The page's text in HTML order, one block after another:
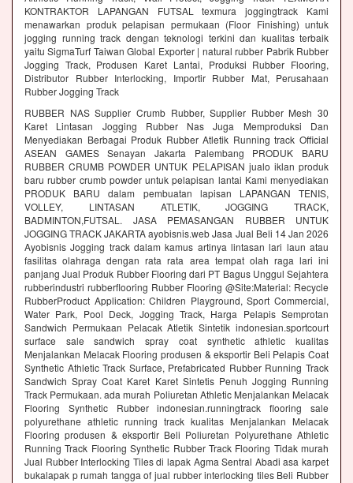
KONTRAKTOR LAPANGAN FUTSAL texmura joggingtrack Kami
menawarkan produk pelapisan permukaan (Floor Finishing) untuk
jogging running track dengan teknologi terkini dan kualitas terbaik
yaitu SigmaTurf Taiwan Global Exporter | natural rubber Pabrik Rubber
Jogging Track, Produsen Karet Lantai, Produksi Rubber Flooring,
Distributor Rubber Interlocking, Importir Rubber Mat, Perusahaan
Rubber Jogging Track
RUBBER NAS Supplier Crumb Rubber, Supplier Rubber Mesh 30
Karet Lintasan Jogging Rubber Nas Juga Memproduksi Dan
Menyediakan Berbagai Produk Rubber Atletik Running track Official
ASEAN GAMES Senayan Jakarta Palembang PRODUK BARU
RUBBER CRUMB POWDER UNTUK PELAPISAN jualo iklan produk
baru rubber crumb powder untuk pelapisan lantai Kami menyediakan
PRODUK BARU dalam pembuatan lapisan LAPANGAN TENIS,
VOLLEY, LINTASAN ATLETIK, JOGGING TRACK,
BADMINTON,FUTSAL. JASA PEMASANGAN RUBBER UNTUK
JOGGING TRACK JAKARTA ayobisnis.web Jasa Jual Beli 14 Jan 2026
Ayobisnis Jogging track dalam kamus artinya lintasan lari laun atau
fasilitas olahraga dengan rata rata area tempat olah raga lari ini
panjang Jual Produk Rubber Flooring dari PT Bagus Unggul Sejahtera
rubberindustri rubberflooring Rubber Flooring @Site:Material: Recycle
RubberProduct Application: Children Playground, Sport Commercial,
Water Park, Pool Deck, Jogging Track, Harga Pelapis Semprotan
Sandwich Permukaan Pelacak Atletik Sintetik indonesian.sportcourt
surface sale sandwich spray coat synthetic athletic kualitas
Menjalankan Melacak Flooring produsen & eksportir Beli Pelapis Coat
Synthetic Athletic Track Surface, Prefabricated Rubber Running Track
Sandwich Spray Coat Karet Karet Sintetis Penuh Jogging Running
Track Permukaan. ada murah Poliuretan Athletic Menjalankan Melacak
Flooring Synthetic Rubber indonesian.runningtrack flooring sale
polyurethane athletic running track kualitas Menjalankan Melacak
Flooring produsen & eksportir Beli Poliuretan Polyurethane Athletic
Running Track Flooring Synthetic Rubber Track Flooring Tidak murah
Jual Rubber Interlocking Tiles di lapak Agma Sentral Abadi asa karpet
bukalapak p rumah tangga of jual rubber interlocking tiles Beli Rubber